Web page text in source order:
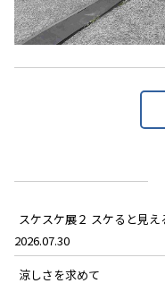
スケスケ展２ スケると見
2026.07.30
涼しさを求めて